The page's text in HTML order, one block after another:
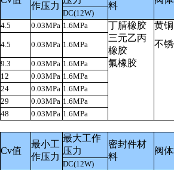
作压力
料
DC(12W)
4.5 0.03MPa 1.6MPa 丁腈橡胶 黄铜
4.5 0.03MPa 1.6MPa
三元乙丙
橡胶
不
9.3 0.03MPa 1.6MPa 氟橡胶
12 0.03MPa 1.6MPa
24 0.03MPa 1.6MPa
29 0.03MPa 1.6MPa
48 0.03MPa 1.6MPa
Cv值
最小工
作压力
最大工作
压力
密封件材
料
阀
DC(12W)